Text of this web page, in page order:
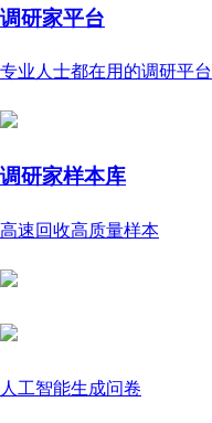
调研家平台
专业人士都在用的调研平台
调研家样本库
高速回收高质量样本
人工智能生成问卷